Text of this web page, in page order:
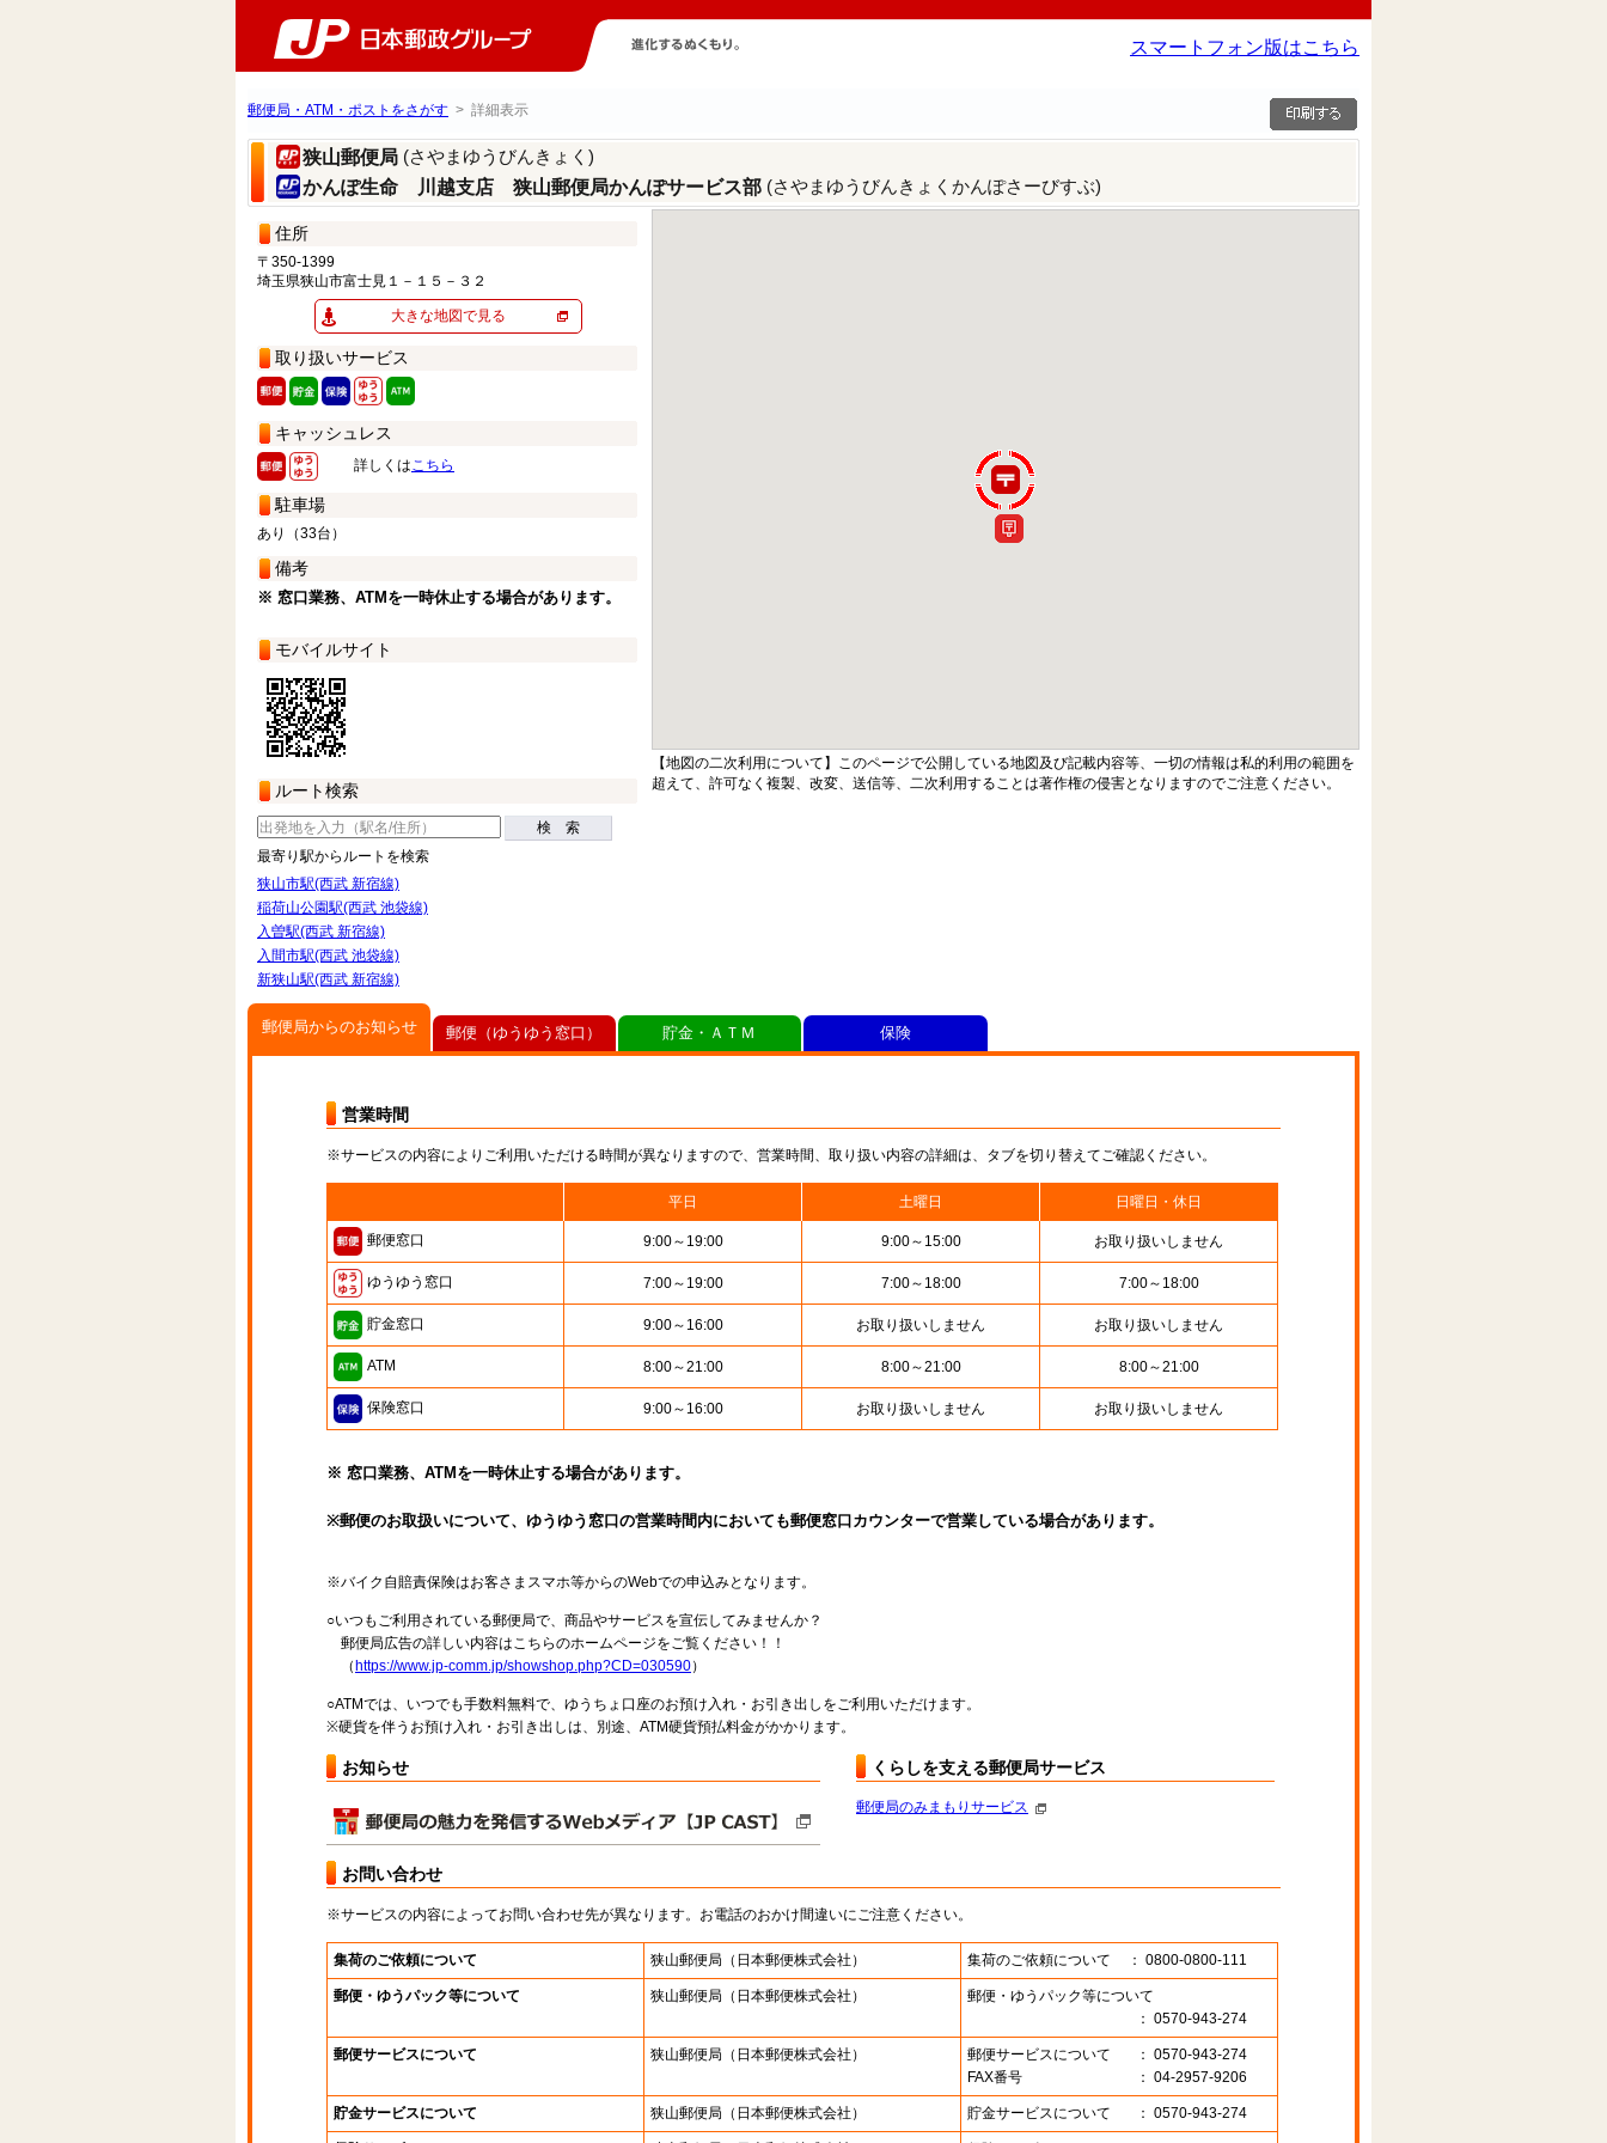
スマートフォン版はこちら
郵便局・ATM・ポストをさがす > 詳細表示
狭山郵便局 (さやまゆうびんきょく)
かんぽ生命 川越支店 狭山郵便局かんぽサービス部 (さやまゆうびんきょくかんぽさーびすぶ)
住所
〒350-1399
埼玉県狭山市富士見１－１５－３２
大きな地図で見る
取り扱いサービス
キャッシュレス
詳しくはこちら
駐車場
あり（33台）
備考
※ 窓口業務、ATMを一時休止する場合があります。
モバイルサイト
ルート検索
検 索
最寄り駅からルートを検索
狭山市駅(西武 新宿線)
稲荷山公園駅(西武 池袋線)
入曽駅(西武 新宿線)
入間市駅(西武 池袋線)
新狭山駅(西武 新宿線)
【地図の二次利用について】このページで公開している地図及び記載内容等、一切の情報は私的利用の範囲を
超えて、許可なく複製、改変、送信等、二次利用することは著作権の侵害となりますのでご注意ください。
郵便局からのお知らせ
営業時間
※サービスの内容によりご利用いただける時間が異なりますので、営業時間、取り扱い内容の詳細は、タブを切り替えてご確認ください。
平日 土曜日 日曜日・休日
郵便窓口 9:00～19:00 9:00～15:00 お取り扱いしません
ゆうゆう窓口 7:00～19:00 7:00～18:00 7:00～18:00
貯金窓口 9:00～16:00 お取り扱いしません お取り扱いしません
ATM 8:00～21:00 8:00～21:00 8:00～21:00
保険窓口 9:00～16:00 お取り扱いしません お取り扱いしません
※ 窓口業務、ATMを一時休止する場合があります。
※郵便のお取扱いについて、ゆうゆう窓口の営業時間内においても郵便窓口カウンターで営業している場合があります。
※バイク自賠責保険はお客さまスマホ等からのWebでの申込みとなります。
○いつもご利用されている郵便局で、商品やサービスを宣伝してみませんか？
郵便局広告の詳しい内容はこちらのホームページをご覧ください！！
（ https://www.jp-comm.jp/showshop.php?CD=030590）
○ATMでは、いつでも手数料無料で、ゆうちょ口座のお預け入れ・お引き出しをご利用いただけます。
※硬貨を伴うお預け入れ・お引き出しは、別途、ATM硬貨預払料金がかかります。
お知らせ くらしを支える郵便局サービス
郵便局のみまもりサービス
お問い合わせ
※サービスの内容によってお問い合わせ先が異なります。お電話のおかけ間違いにご注意ください。
集荷のご依頼について 狭山郵便局 （日本郵便株式会社） 集荷のご依頼について ： 0800-0800-111
郵便・ゆうパック等について 狭山郵便局 （日本郵便株式会社）
郵便・ゆうパック等について
： 0570-943-274
郵便サービスについて 狭山郵便局 （日本郵便株式会社） 郵便サービスについて
： 0570-943-274
FAX番号
： 04-2957-9206
貯金サービスについて 狭山郵便局 （日本郵便株式会社） 貯金サービスについて ： 0570-943-274
郵便（ゆうゆう窓口） 貯金・ＡＴＭ 保険